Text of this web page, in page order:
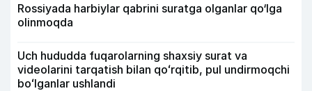
Rossiyada harbiylar qabrini suratga olganlar qo‘lga
olinmoqda
Uch hududda fuqarolarning shaxsiy surat va
videolarini tarqatish bilan qoʻrqitib, pul undirmoqchi
boʻlganlar ushlandi